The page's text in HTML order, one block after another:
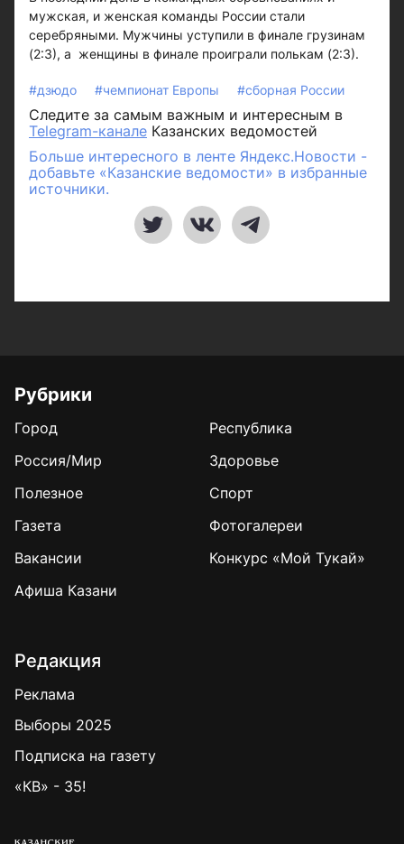
мужская, и женская команды России стали
серебряными. Мужчины уступили в финале грузинам
(2:3), а женщины в финале проиграли полькам (2:3).
#дзюдо #чемпионат Европы #сборная России
Следите за самым важным и интересным в
Telegram-канале Казанских ведомостей
Больше интересного в ленте Яндекс.Новости -
добавьте «Казанские ведомости» в избранные
источники.
Рубрики
Город
Республика
Россия/Мир
Здоровье
Полезное
Спорт
Газета
Фотогалереи
Вакансии
Конкурс «Мой Тукай»
Афиша Казани
Редакция
Реклама
Выборы 2025
Подписка на газету
«КВ» - 35!